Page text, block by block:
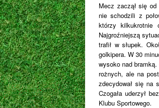
Mecz zaczął się
nie schodzili z
którzy kilkukrotnie
Najgroźniejszą
trafił w słupek.
golkipera. W 30
wysoko nad
rożnych, ale na
zdecydował się na
Czogała uderzył
Klubu Sportowego.